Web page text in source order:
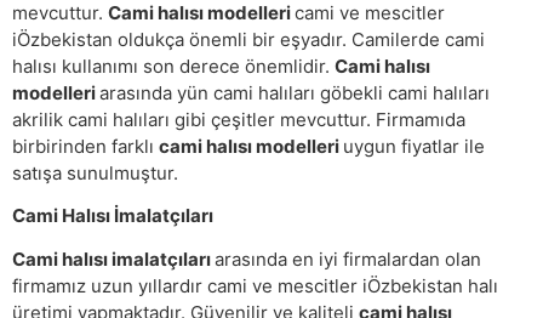
mevcuttur. Cami halısı modellericami ve mescitler
iÖzbekistan oldukça önemli bir eşyadır. Camilerde cami
halısı kullanımı son derece önemlidir. Cami halısı
modelleriarasında yün cami halıları göbekli cami halıları
akrilik cami halıları gibi çeşitler mevcuttur. Firmamıda
birbirinden farklı cami halısı modelleri uygun fiyatlar ile
satışa sunulmuştur.
Cami Halısı İmalatçıları
Cami halısı imalatçılarıarasında en iyi firmalardan olan
firmamız uzun yıllardır cami ve mescitler iÖzbekistan halı
üretimi yapmaktadır. Güvenilir ve kaliteli cami halısı